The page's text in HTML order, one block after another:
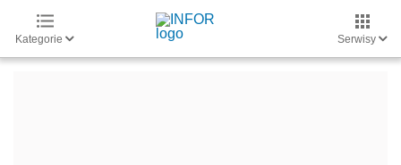
Kategorie Serwisy